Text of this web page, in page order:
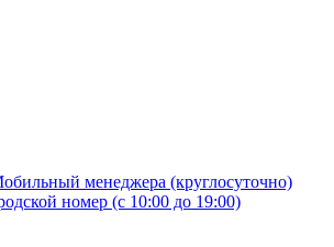
менеджера (круглосуточно)
номер (с 10:00 до 19:00)